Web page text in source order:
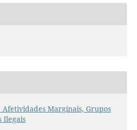
Afetividades Marginais, Grupos
Ilegais